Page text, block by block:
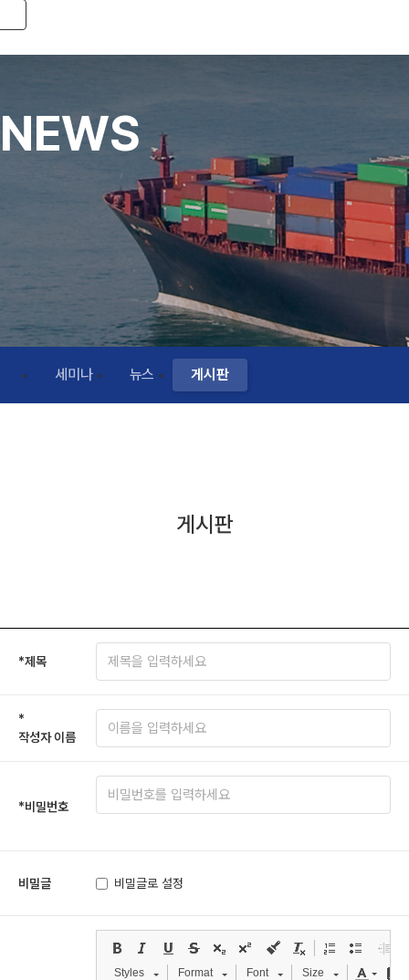
Toggle navigation
NEWS
세미나 뉴스 게시판
게시판
*제목
*
작성자 이름
*비밀번호
비밀글 비밀글로 설정
Styles Format Font Size